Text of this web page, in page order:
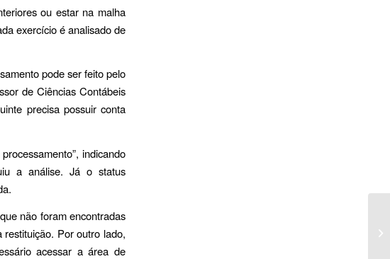
ou estar na malha
exercício é analisado de
pode ser feito pelo
de Ciências Contábeis
precisa possuir conta
indicando
a análise. Já o status
não foram encontradas
Por outro lado,
acessar a área de